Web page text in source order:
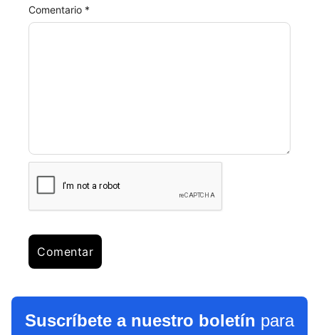
Comentario *
Suscríbete a nuestro boletín para